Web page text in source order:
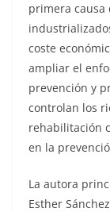
primera
coste
ampliar el
prevención y
controlan los
rehabilitación
en la
La autora
Esther